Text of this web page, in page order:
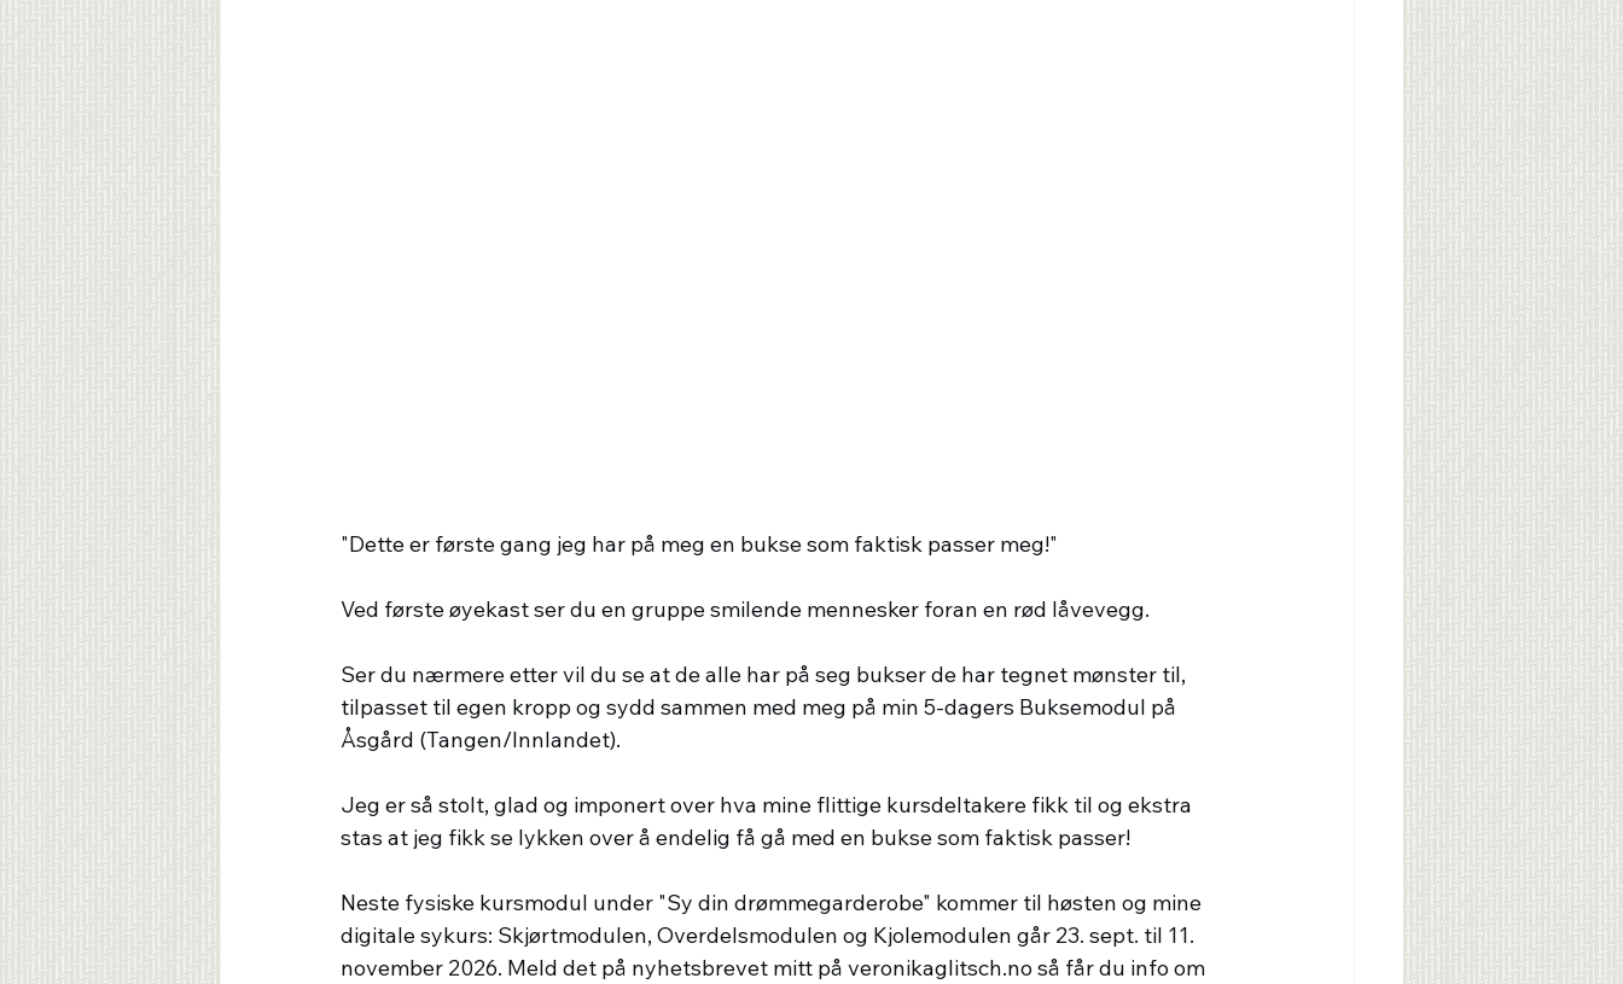
"Dette er første gang jeg har på meg en bukse som faktisk passer meg!"
Ved første øyekast ser du en gruppe smilende mennesker foran en rød låvevegg.
Ser du nærmere etter vil du se at de alle har på seg bukser de har tegnet mønster til,
tilpasset til egen kropp og sydd sammen med meg på min 5-dagers Buksemodul på
Åsgård (Tangen/Innlandet).
Jeg er så stolt, glad og imponert over hva mine flittige kursdeltakere fikk til og ekstra
stas at jeg fikk se lykken over å endelig få gå med en bukse som faktisk passer!
Neste fysiske kursmodul under "Sy din drømmegarderobe" kommer til høsten og mine
digitale sykurs: Skjørtmodulen, Overdelsmodulen og Kjolemodulen går 23. sept. til 11.
november 2026. Meld det på nyhetsbrevet mitt på veronikaglitsch.no så får du info om